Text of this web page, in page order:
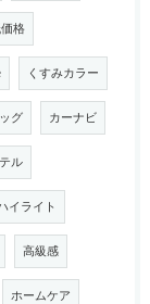
格
くすみカラー
グ カーナビ
ル
イライト
高級感
ホームケア